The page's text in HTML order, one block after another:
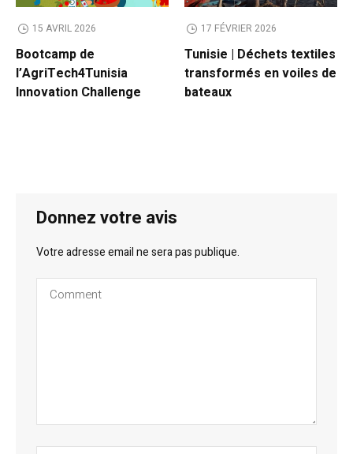
15 AVRIL 2026
Bootcamp de
l’AgriTech4Tunisia
Innovation Challenge
17 FÉVRIER 2026
Tunisie | Déchets textiles
transformés en voiles de
bateaux
Donnez votre avis
Votre adresse email ne sera pas publique.